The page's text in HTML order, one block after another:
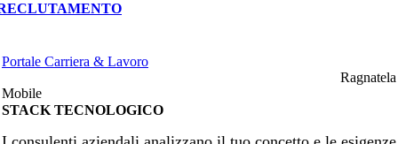
Portale Carriera & Lavoro
Ragnatela
Mobile
STACK TECNOLOGICO